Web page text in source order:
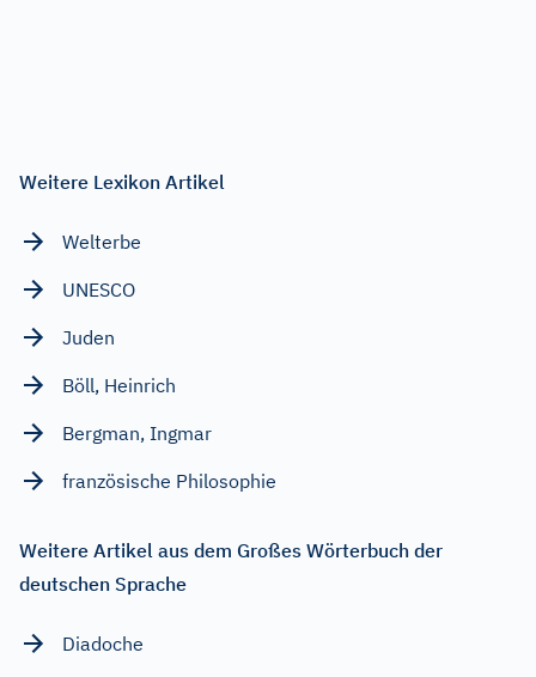
Weitere Lexikon Artikel
Welterbe
UNESCO
Juden
Böll, Heinrich
Bergman, Ingmar
französische Philosophie
Weitere Artikel aus dem Großes Wörterbuch der
deutschen Sprache
Diadoche